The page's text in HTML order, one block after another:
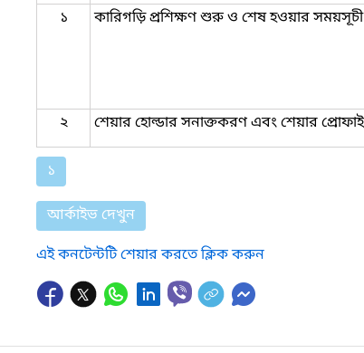
১
কারিগড়ি প্রশিক্ষণ শুরু ও শেষ হওয়ার সময়সূচী
২ শেয়ার হোল্ডার সনাক্তকরণ এবং শেয়ার
১
আর্কাইভ দেখুন
এই কনটেন্টটি শেয়ার করতে ক্লিক করুন